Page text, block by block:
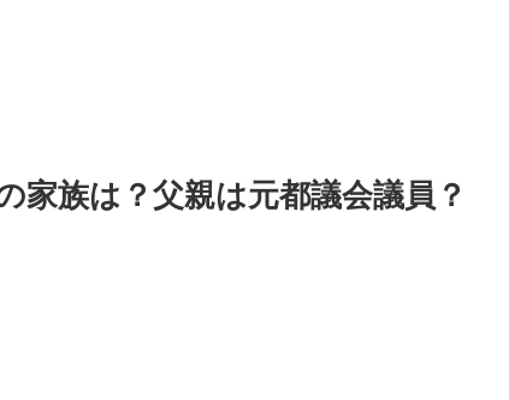
家族は？父親は元都議会議員？